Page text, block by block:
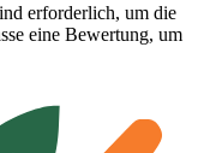
erforderlich, um die
eine Bewertung, um